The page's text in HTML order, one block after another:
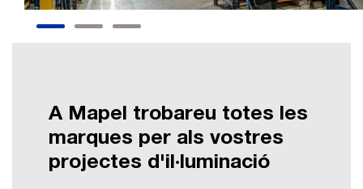
A Mapel trobareu totes les
marques per als vostres
projectes d'il·luminació